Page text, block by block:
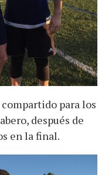
para los
después de
en la final.